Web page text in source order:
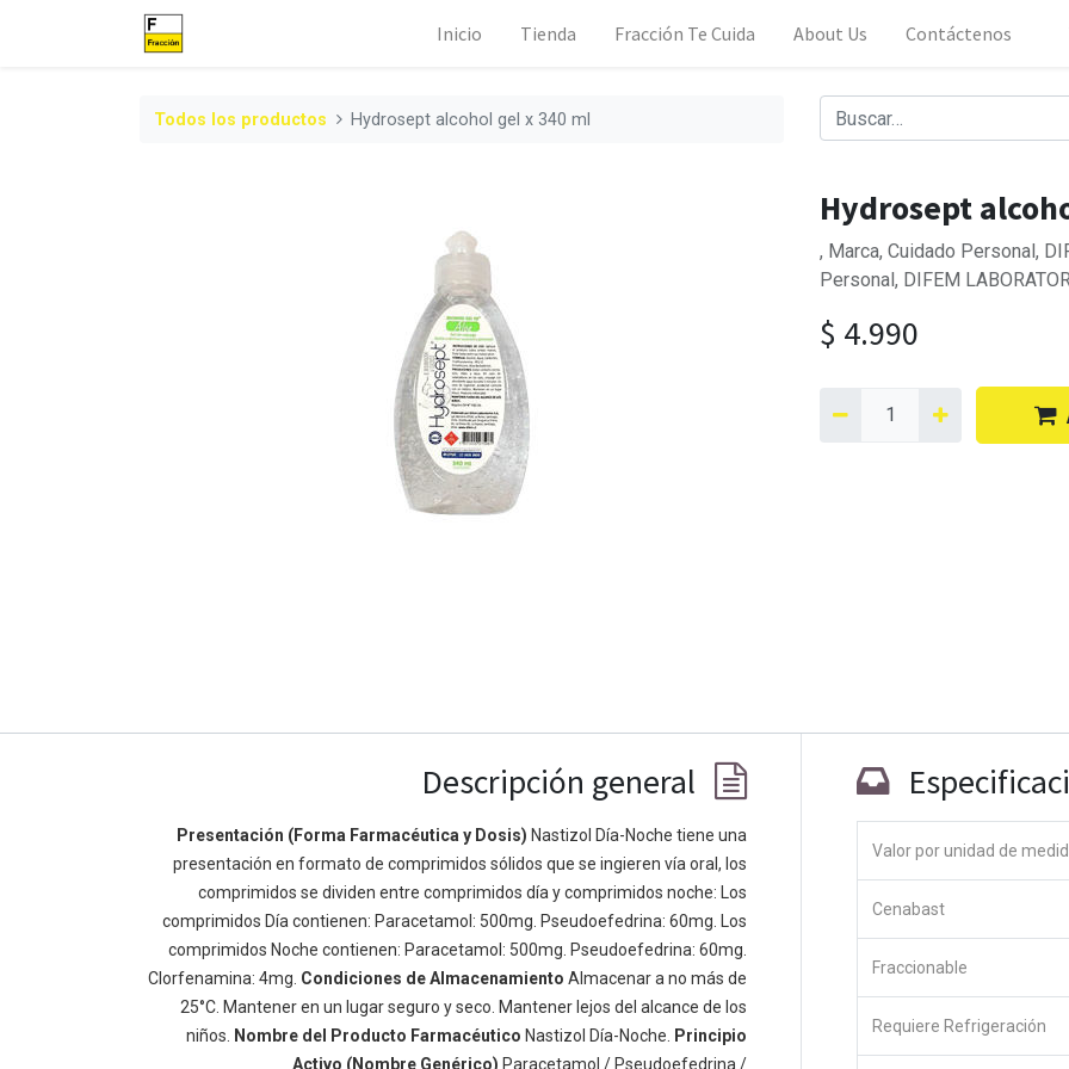
Inicio Tienda Fracción Te Cuida About Us Contáctenos
Todos los productos Hydrosept alcohol gel x 340 ml
Hydrosept
, Marca, Cuidado Personal,
Personal, DIFEM
$ 4.990
Descripción general
Presentación (Forma Farmacéutica y Dosis) Nastizol Día-Noche tiene una
presentación en formato de comprimidos sólidos que se ingieren vía oral, los
comprimidos se dividen entre comprimidos día y comprimidos noche: Los
comprimidos Día contienen: Paracetamol: 500mg. Pseudoefedrina: 60mg. Los
comprimidos Noche contienen: Paracetamol: 500mg. Pseudoefedrina: 60mg.
Clorfenamina: 4mg. Condiciones de Almacenamiento Almacenar a no más de
25°C. Mantener en un lugar seguro y seco. Mantener lejos del alcance de los
niños.
Nombre del Producto Farmacéutico Nastizol Día-Noche.
Principio
Activo (Nombre Genérico) Paracetamol / Pseudoefedrina /
Valor por unidad de
Cenabast
Fraccionable
Requiere Refrigeración
Enlaces de Ínteres
Inicio
Acerca de
Productos
Servicios
Política de privacidad
Acerca de
Somos un equipo de personas apasionadas cuyo objetivo es
mejorar la vida de todos a través de productos disruptivos.
Construimos grandes productos para resolver sus problemas
de negocio. Nuestros productos están diseñados para
pequeñas y medianas empresas dispuestas a optimizar su
rendimiento.